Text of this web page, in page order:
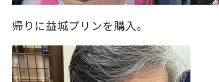
帰りに益城プリンを購入。